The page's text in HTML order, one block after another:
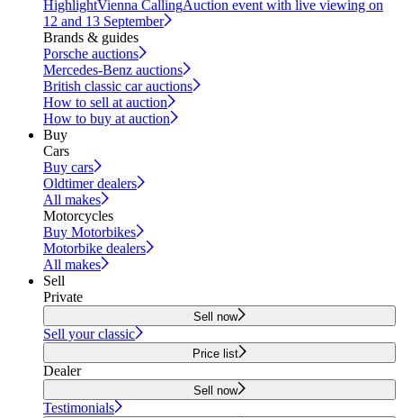
HighlightVienna CallingAuction event with live viewing on
12 and 13 September
Brands & guides
Porsche auctions
Mercedes-Benz auctions
British classic car auctions
How to sell at auction
How to buy at auction
Buy
Cars
Buy cars
Oldtimer dealers
All makes
Motorcycles
Buy Motorbikes
Motorbike dealers
All makes
Sell
Private
Sell now
Sell your classic
Price list
Dealer
Sell now
Testimonials